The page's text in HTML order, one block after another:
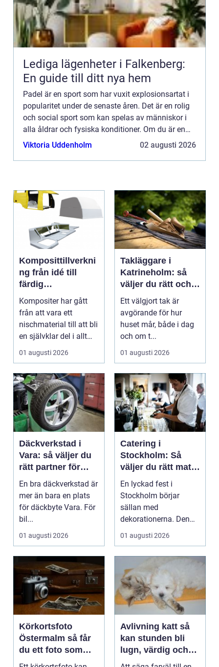
Lediga lägenheter i Falkenberg:
En guide till ditt nya hem
Padel är en sport som har vuxit explosionsartat i
popularitet under de senaste åren. Det är en rolig
och social sport som kan spelas av människor i
alla åldrar och fysiska konditioner. Om du är en
padelentusiast och ha...
Viktoria Uddenholm 02 augusti 2026
Komposittillverkni
ng från idé till
färdig
högpresterande
produkt
Kompositer har gått
från att vara ett
nischmaterial till att bli
en självklar del i allt
från vindkr...
01 augusti 2026
Takläggare i
Katrineholm: så
väljer du rätt och
får ett tak som
håller
Ett välgjort tak är
avgörande för hur
huset mår, både i dag
och om t...
01 augusti 2026
Däckverkstad i
Vara: så väljer du
rätt partner för
säker körning året
runt
En bra däckverkstad är
mer än bara en plats
för däckbyte Vara. För
bil...
01 augusti 2026
Catering i
Stockholm: Så
väljer du rätt mat
till ditt evenemang
En lyckad fest i
Stockholm börjar
sällan med
dekorationerna. Den
börjar i köket....
01 augusti 2026
Körkortsfoto
Östermalm så får
du ett foto som
alltid blir godkänt
Avlivning katt så
kan stunden bli
lugn, värdig och
trygg